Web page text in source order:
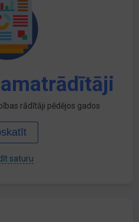
rādītāji pēdējos gados
saturu